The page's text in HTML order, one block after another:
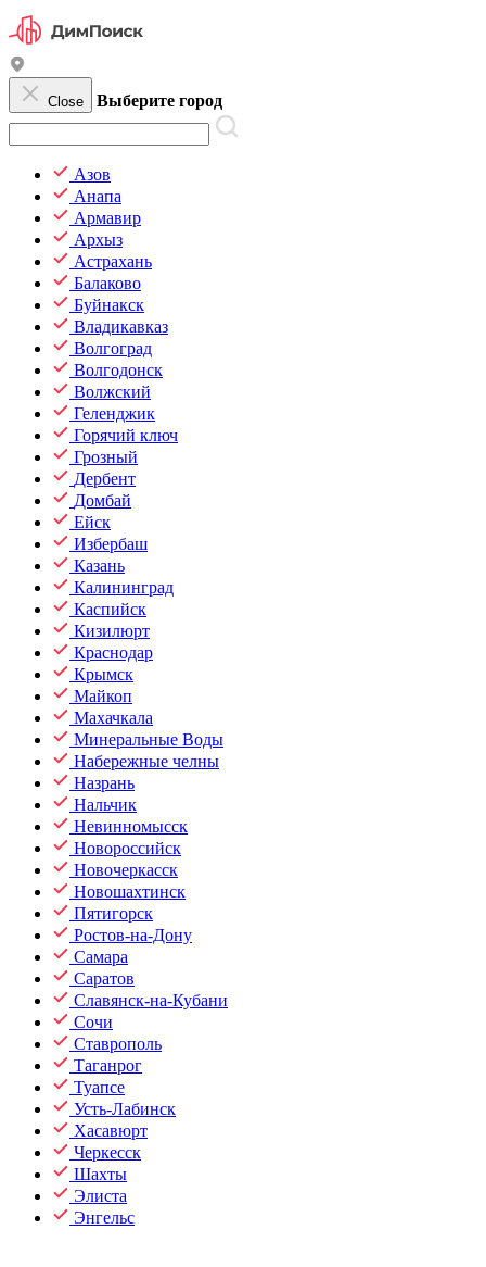
Close Выберите город
Азов
Анапа
Армавир
Архыз
Астрахань
Балаково
Буйнакск
Владикавказ
Волгоград
Волгодонск
Волжский
Геленджик
Горячий ключ
Грозный
Дербент
Домбай
Ейск
Избербаш
Казань
Калининград
Каспийск
Кизилюрт
Краснодар
Крымск
Майкоп
Махачкала
Минеральные Воды
Набережные челны
Назрань
Нальчик
Невинномысск
Новороссийск
Новочеркасск
Новошахтинск
Пятигорск
Ростов-на-Дону
Самара
Саратов
Славянск-на-Кубани
Сочи
Ставрополь
Таганрог
Туапсе
Усть-Лабинск
Хасавюрт
Черкесск
Шахты
Элиста
Энгельс